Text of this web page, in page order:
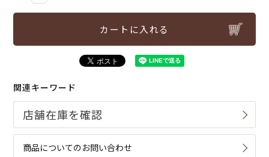
カートに入れる
関連キーワード
商品についてのお問い合わせ